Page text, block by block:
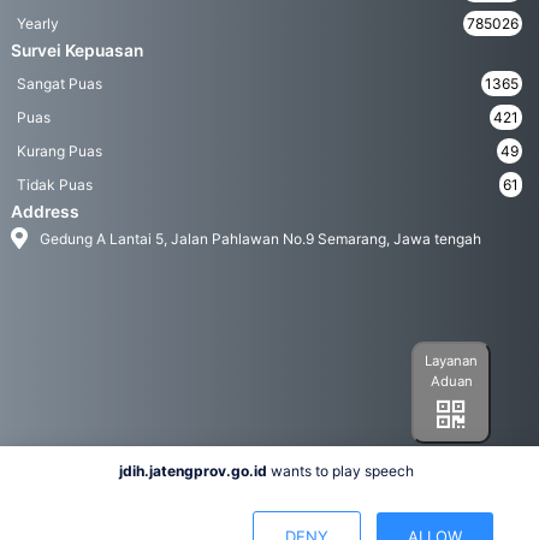
Yearly
785026
Survei Kepuasan
Sangat Puas
1365
Puas
421
Kurang Puas
49
Tidak Puas
61
Address
Gedung A Lantai 5, Jalan Pahlawan No.9 Semarang, Jawa tengah
Layanan
Aduan
jdih.jatengprov.go.id wants to play speech
DENY ALLOW